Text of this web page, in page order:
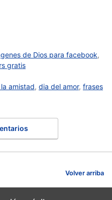
de Dios para facebook,
gratis
amistad, dia del amor, frases
Volver arriba